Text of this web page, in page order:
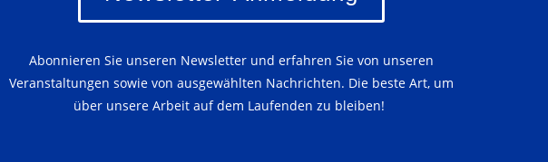
Abonnieren Sie unseren Newsletter und erfahren Sie von unseren
Veranstaltungen sowie von ausgewählten Nachrichten. Die beste Art, um
über unsere Arbeit auf dem Laufenden zu bleiben!